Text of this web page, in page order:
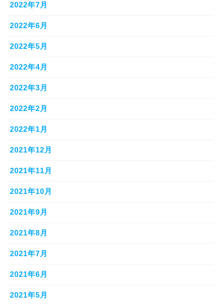
2022年7月
2022年6月
2022年5月
2022年4月
2022年3月
2022年2月
2022年1月
2021年12月
2021年11月
2021年10月
2021年9月
2021年8月
2021年7月
2021年6月
2021年5月